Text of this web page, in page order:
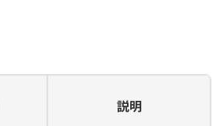
説明